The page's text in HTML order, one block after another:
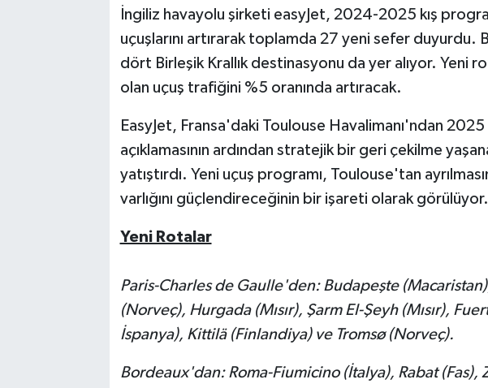
İngiliz havayolu şirketi easyJet, 2024-2025 kış
uçuşlarını artırarak toplamda 27 yeni sefer duyurdu.
dört Birleşik Krallık destinasyonu da yer alıyor. Yeni
olan uçuş trafiğini %5 oranında artıracak.
EasyJet, Fransa'daki Toulouse Havalimanı'ndan
açıklamasının ardından stratejik bir geri çekilme
yatıştırdı. Yeni uçuş programı, Toulouse'tan
varlığını güçlendireceğinin bir işareti olarak görülüyor.
Yeni Rotalar
Paris-Charles de Gaulle'den: Budapeşte
(Norveç), Hurgada (Mısır), Şarm El-Şeyh (Mısır),
İspanya), Kittilä (Finlandiya) ve Tromsø (Norveç).
Bordeaux'dan: Roma-Fiumicino (İtalya), Rabat (Fas),